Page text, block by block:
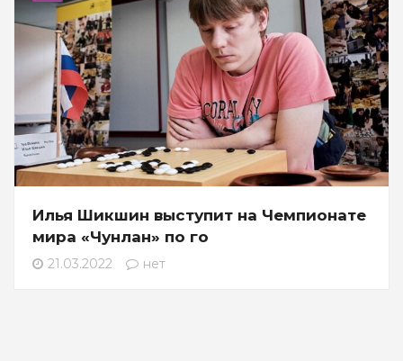
Илья Шикшин выступит на Чемпионате
мира «Чунлан» по го
21.03.2022 нет